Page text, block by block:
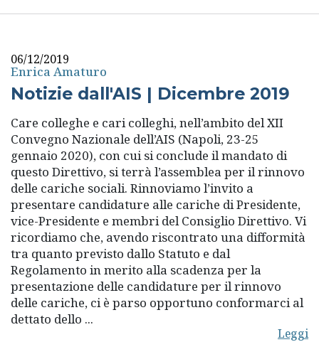
06/12/2019
Enrica Amaturo
Notizie dall'AIS | Dicembre 2019
Care colleghe e cari colleghi, nell’ambito del XII
Convegno Nazionale dell’AIS (Napoli, 23-25
gennaio 2020), con cui si conclude il mandato di
questo Direttivo, si terrà l’assemblea per il rinnovo
delle cariche sociali. Rinnoviamo l’invito a
presentare candidature alle cariche di Presidente,
vice-Presidente e membri del Consiglio Direttivo. Vi
ricordiamo che, avendo riscontrato una difformità
tra quanto previsto dallo Statuto e dal
Regolamento in merito alla scadenza per la
presentazione delle candidature per il rinnovo
delle cariche, ci è parso opportuno conformarci al
dettato dello ...
Leggi